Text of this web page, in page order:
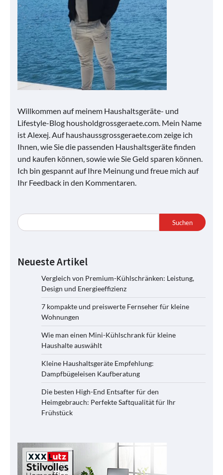
Willkommen auf meinem Haushaltsgeräte- und
Lifestyle-Blog housholdgrossgeraete.com. Mein Name
ist Alexej. Auf haushaussgrossgeraete.com zeige ich
Ihnen, wie Sie die passenden Haushaltsgeräte finden
und kaufen können, sowie wie Sie Geld sparen können.
Ich bin gespannt auf Ihre Meinung und freue mich auf
Ihr Feedback in den Kommentaren.
Suchen
Neueste Artikel
Vergleich von Premium-Kühlschränken: Leistung,
Design und Energieeffizienz
7 kompakte und preiswerte Fernseher für kleine
Wohnungen
Wie man einen Mini-Kühlschrank für kleine
Haushalte auswählt
Kleine Haushaltsgeräte Empfehlung:
Dampfbügeleisen Kaufberatung
Die besten High-End Entsafter für den
Heimgebrauch: Perfekte Saftqualität für Ihr
Frühstück